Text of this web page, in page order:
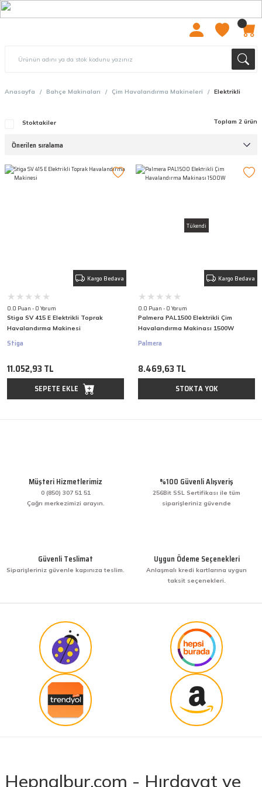
Anasayfa Bahçe Makinaları Çim Havalandırma Makineleri Elektrikli
Stoktakiler Toplam 2 ürün
Kargo Bedava
0.0 Puan - 0 Yorum
Stiga SV 415 E Elektrikli Toprak
Havalandırma Makinesi
Stiga
11.052,93 TL
SEPETE EKLE
Tükendi
Kargo Bedava
0.0 Puan - 0 Yorum
Palmera PAL1500 Elektrikli Çim
Havalandırma Makinası 1500W
Palmera
8.469,63 TL
STOKTA YOK
Müşteri Hizmetlerimiz
0 (850) 307 51 51
Çağrı merkezimizi arayın.
%100 Güvenli Alışveriş
256Bit SSL Sertifikası ile tüm
siparişleriniz güvende
Güvenli Teslimat
Siparişleriniz güvenle kapınıza teslim.
Uygun Ödeme Seçenekleri
Anlaşmalı kredi kartlarına uygun
taksit seçenekleri.
Hepnalbur.com - Hırdavat ve